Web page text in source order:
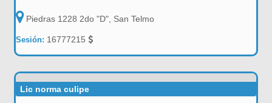
Piedras 1228 2do "D", San Telmo
Sesión: 16777215
Lic norma culipe